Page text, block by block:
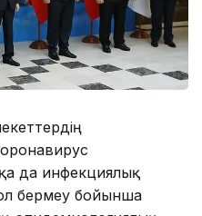
да инфекциялық
бермеу бойынша